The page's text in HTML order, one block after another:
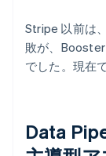
Stripe 以前は
敗が、
でした。現在
Data